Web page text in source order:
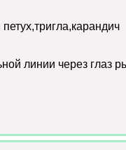
линии через глаз